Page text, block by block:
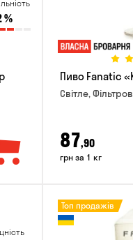
%
Пиво Fanatic
Світле,
87,90
грн за 1 кг
Топ продажів